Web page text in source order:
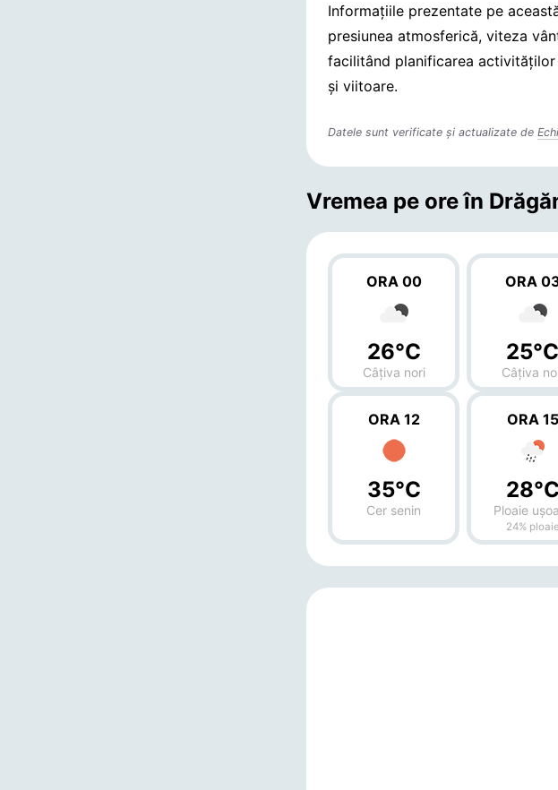
Informațiile prezentate pe
presiunea atmosferică, viteza
facilitând planificarea
și viitoare.
Datele sunt verificate și actualizate de
Vremea pe ore în
ORA 00
26°C
Câțiva nori
ORA
25°C
Câțiva
ORA 12
35°C
Cer senin
ORA 15
28°C
Ploaie
24% ploaie